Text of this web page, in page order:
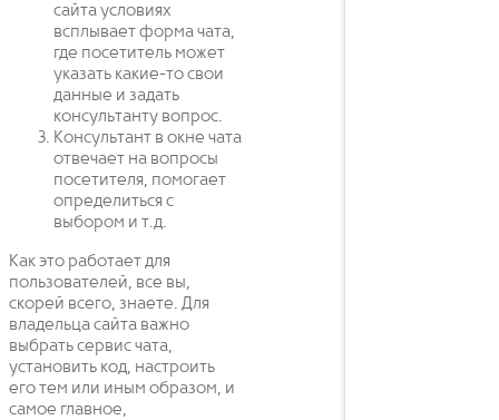
сайта условиях
всплывает форма чата,
где посетитель может
указать какие-то свои
данные и задать
консультанту вопрос.
Консультант в окне чата
отвечает на вопросы
посетителя, помогает
определиться с
выбором и т.д.
Как это работает для
пользователей, все вы,
скорей всего, знаете. Для
владельца сайта важно
выбрать сервис чата,
установить код, настроить
его тем или иным образом, и
самое главное,